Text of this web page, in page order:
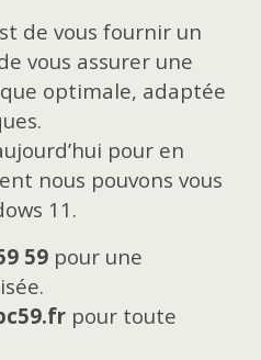
de vous fournir un
vous assurer une
optimale, adaptée
pour en
nous pouvons vous
11.
59 pour une
pour toute